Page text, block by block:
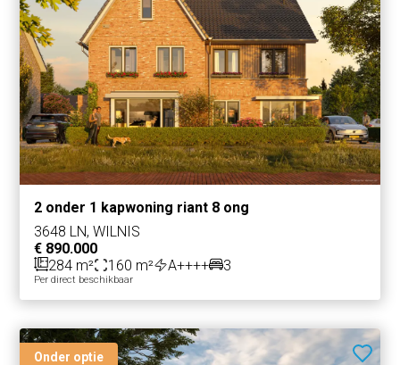
2 onder 1 kapwoning riant 8 ong
3648 LN, WILNIS
€ 890.000
284 m²
160 m² A++++ 3
Per direct beschikbaar
Onder optie